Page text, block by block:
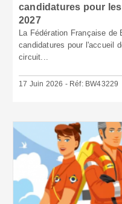
candidatures pour
2027
La Fédération Française
candidatures pour l'accueil
circuit...
17 Juin 2026 - Réf: BW43229